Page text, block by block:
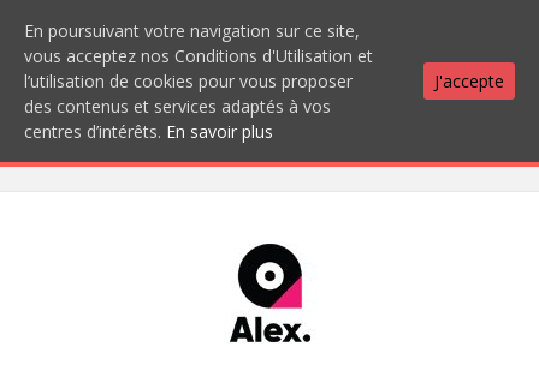
En poursuivant votre navigation sur ce site,
vous acceptez nos Conditions d'Utilisation et
l’utilisation de cookies pour vous proposer
des contenus et services adaptés à vos
centres d’intérêts. En savoir plus
J'accepte